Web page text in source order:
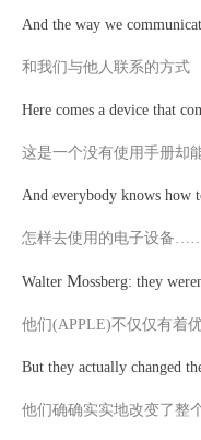
And the way we
和我们与他人联系的方式
Here comes a device that
这是一个没有使用手册却
And everybody knows how
怎样去使用的电子设备……
Walter Mossberg: they
他们(APPLE)不仅仅有着
But they actually changed
他们确确实实地改变了整